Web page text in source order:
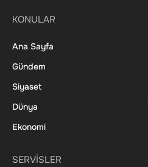
KONULAR
Ana Sayfa
Gündem
Siyaset
Dünya
Ekonomi
SERVİSLER